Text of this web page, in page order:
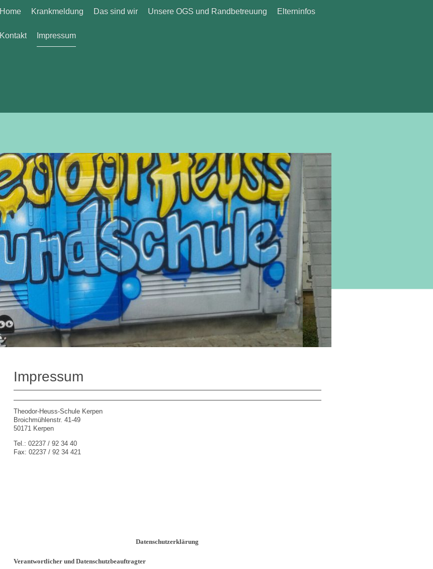
Home Krankmeldung Das sind wir Unsere OGS und Randbetreuung Elterninfos
Kontakt Impressum
Impressum
Theodor-Heuss-Schule Kerpen
Broichmühlenstr. 41-49
50171 Kerpen
Tel.: 02237 / 92 34 40
Fax: 02237 / 92 34 421
Datenschutzerklärung
Verantwortlicher und Datenschutzbeauftragter